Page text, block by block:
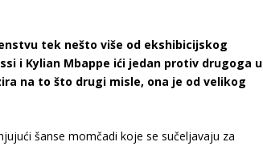
tek nešto više od ekshibicijskog
i Kylian Mbappe ići jedan protiv drugoga u
na to što drugi misle, ona je od velikog
šanse momčadi koje se sučeljavaju za